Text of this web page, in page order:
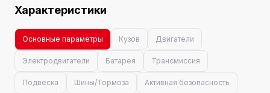
Характеристики
Основные параметры Кузов Двигатели
Электродвигатели Батарея Трансмиссия
Подвеска Шины/Тормоза Активная безопасность